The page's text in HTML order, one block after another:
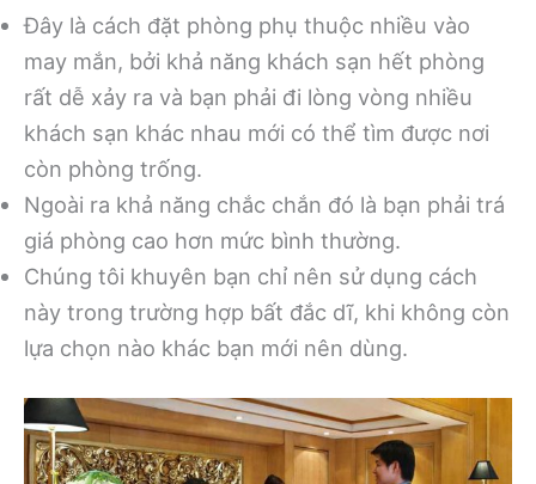
Đây là cách đặt phòng phụ thuộc nhiều vào
may mắn, bởi khả năng khách sạn hết phòng
rất dễ xảy ra và bạn phải đi lòng vòng nhiều
khách sạn khác nhau mới có thể tìm được nơi
còn phòng trống.
Ngoài ra khả năng chắc chắn đó là bạn phải trá
giá phòng cao hơn mức bình thường.
Chúng tôi khuyên bạn chỉ nên sử dụng cách
này trong trường hợp bất đắc dĩ, khi không còn
lựa chọn nào khác bạn mới nên dùng.